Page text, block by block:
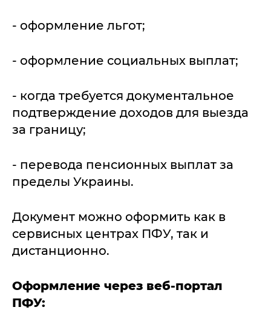
- оформление льгот;
- оформление социальных выплат;
- когда требуется документальное
подтверждение доходов для выезда
за границу;
- перевода пенсионных выплат за
пределы Украины.
Документ можно оформить как в
сервисных центрах ПФУ, так и
дистанционно.
Оформление через веб‐портал
ПФУ: